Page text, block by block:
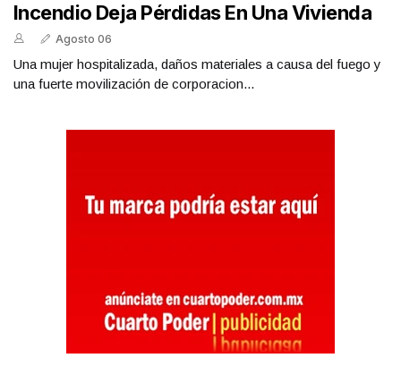
Incendio Deja Pérdidas En Una Vivienda
Agosto 06
Una mujer hospitalizada, daños materiales a causa del fuego y
una fuerte movilización de corporacion...